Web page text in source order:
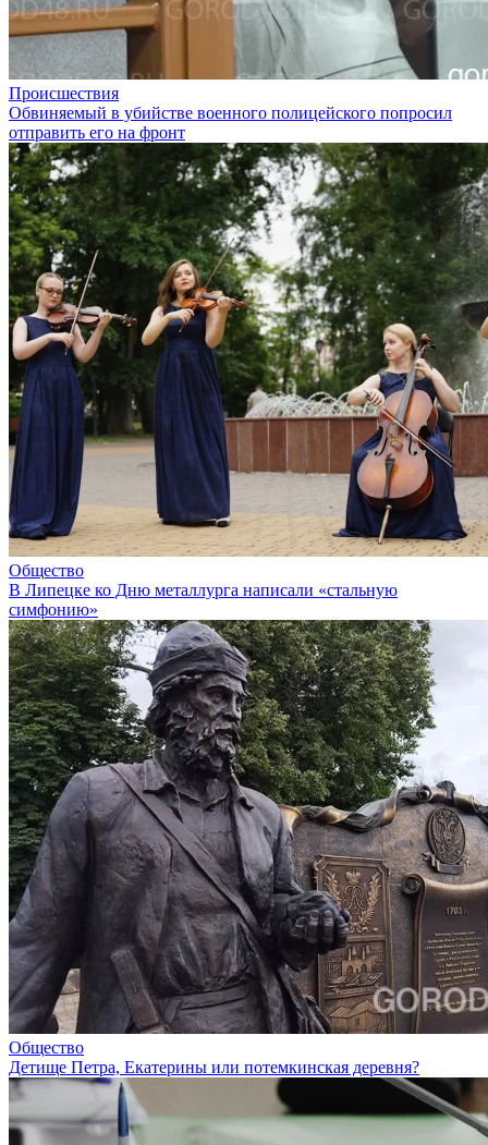
Происшествия
Обвиняемый в убийстве военного полицейского попросил
отправить его на фронт
Общество
В Липецке ко Дню металлурга написали «стальную
симфонию»
Общество
Детище Петра, Екатерины или потемкинская деревня?